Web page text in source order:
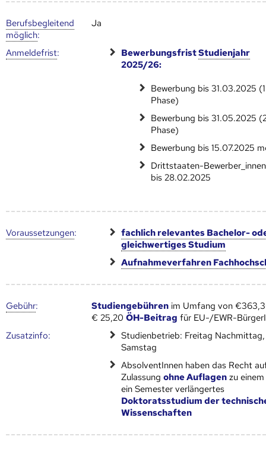
Berufs­begleitend
möglich:
Ja
Anmelde­frist: BewerbungsfristStudienjahr
2025/26:
Bewerbung bis 31.03.2025
Phase)
Bewerbung bis 31.05.2025
Phase)
Bewerbung bis 15.07.2025
Drittstaaten-
bis 28.02.2025
Voraus­setzungen:
fachlich relevantes Bachelor-
gleichwertiges Studium
Aufnahmeverfahren
Gebühr: Studiengebühren im Umfang von
€ 25,20ÖH-Beitrag für EU-/EWR-
Zusatz­info:
Studienbetrieb: Freitag Nachmittag,
Samstag
AbsolventInnen haben das Recht
Zulassungohne Auflagen zu
ein Semester verlängertes
Doktoratsstudium der
Wissenschaften